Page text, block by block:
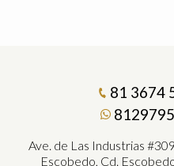
81 3674
Ave. de Las Industrias
Escobedo, Cd.